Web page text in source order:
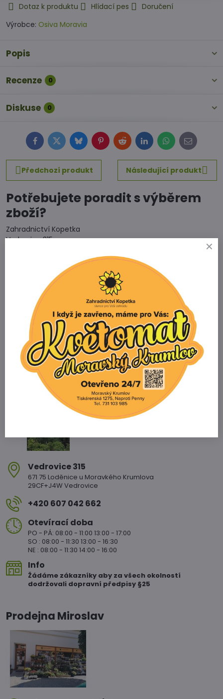
Dotaz k produktu Hlídací pes
Doručení
Výrobce: Osiva Moravia
Popis
Recenze 0
Diskuse 0
FacebookTwitterBlueskyPinterestRedditLinkedInWhatsApp
E-
mail
Předchozí produkt
Následující produkt
Potřebujete poradit s výběrem
zboží?
Zahradnictví Kopetka
Vedrovice 315
Telefon
+420 731 103 985
Prodejna
+420 607 042 662
Email
info@zahradnictvikopetka.cz
Zahradnictví Vedrovice
Vedrovice 315
671 75 Loděnice u Moravkého Krumlova
29CF+J4W Vedrovice
+420 607 042 662
Otevírací doba
PO - PÁ: 08:00 - 11:00 13:00 - 17:00
SO : 08:00 - 11:30 13:00 - 16:30
NE : 08:00 - 11:30 14:00 - 16:00
Info
Žádáme zákazníky aby za všech okolností
dodržovali dopravní předpisy §25
Prodejna Miroslav